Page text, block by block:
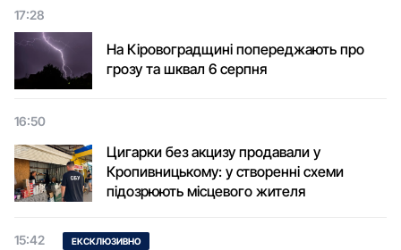
17:28
На Кіровоградщині попереджають про
грозу та шквал 6 серпня
16:50
Цигарки без акцизу продавали у
Кропивницькому: у створенні схеми
підозрюють місцевого жителя
15:42 ЕКСКЛЮЗИВНО